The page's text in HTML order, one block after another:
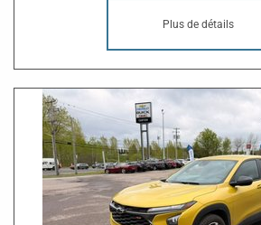
Plus de détails